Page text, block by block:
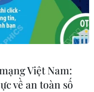
Việt Nam:
về an toàn số